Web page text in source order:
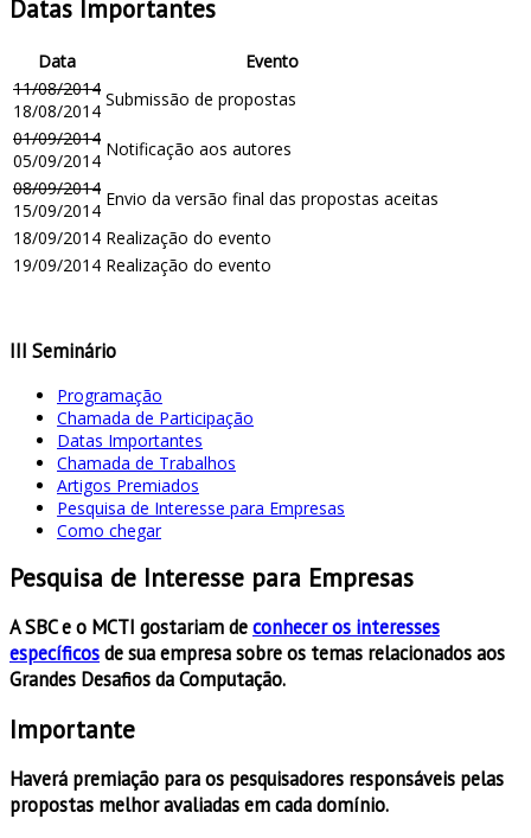
Datas Importantes
Data
Evento
11/08/2014
18/08/2014
Submissão de propostas
01/09/2014
05/09/2014
Notificação aos autores
08/09/2014
15/09/2014
Envio da versão final das propostas aceitas
18/09/2014 Realização do evento
19/09/2014 Realização do evento
III Seminário
Programação
Chamada de Participação
Datas Importantes
Chamada de Trabalhos
Artigos Premiados
Pesquisa de Interesse para Empresas
Como chegar
Pesquisa de Interesse para Empresas
A SBC e o MCTI gostariam deconhecer os interesses
específicosde sua empresa sobre os temas relacionados aos
Grandes Desafios da Computação.
Importante
Haverá premiação para os pesquisadores responsáveis pelas
propostas melhor avaliadas em cada domínio.